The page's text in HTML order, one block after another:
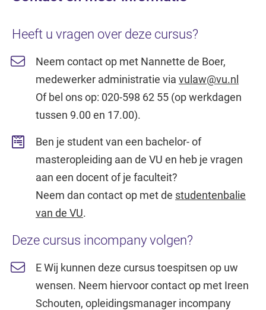
Heeft u vragen over deze cursus?
Neem contact op met Nannette de Boer,
medewerker administratie via vulaw@vu.nl
Of bel ons op: 020-598 62 55 (op werkdagen
tussen 9.00 en 17.00).
Ben je student van een bachelor- of
masteropleiding aan de VU en heb je vragen
aan een docent of je faculteit?
Neem dan contact op met de studentenbalie
van de VU.
Deze cursus incompany volgen?
E Wij kunnen deze cursus toespitsen op uw
wensen. Neem hiervoor contact op met Ireen
Schouten, opleidingsmanager incompany